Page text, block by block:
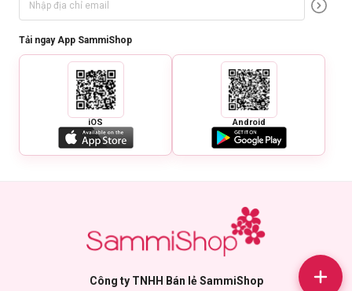
Tải ngay App SammiShop
iOS Android
Công ty TNHH Bán lẻ SammiShop